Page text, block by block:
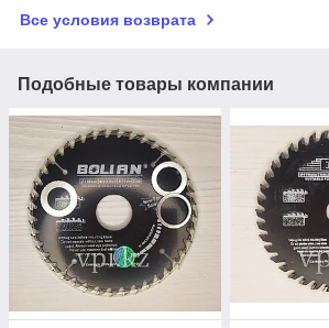
Все условия возврата
Подобные товары компании